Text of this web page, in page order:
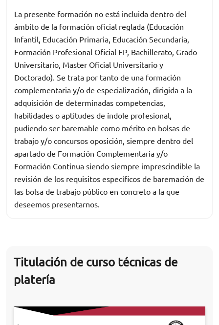
La presente formación no está incluida dentro del
ámbito de la formación oficial reglada (Educación
Infantil, Educación Primaria, Educación Secundaria,
Formación Profesional Oficial FP, Bachillerato, Grado
Universitario, Master Oficial Universitario y
Doctorado). Se trata por tanto de una formación
complementaria y/o de especialización, dirigida a la
adquisición de determinadas competencias,
habilidades o aptitudes de índole profesional,
pudiendo ser baremable como mérito en bolsas de
trabajo y/o concursos oposición, siempre dentro del
apartado de Formación Complementaria y/o
Formación Continua siendo siempre imprescindible la
revisión de los requisitos específicos de baremación de
las bolsa de trabajo público en concreto a la que
deseemos presentarnos.
Titulación de curso técnicas de
platería